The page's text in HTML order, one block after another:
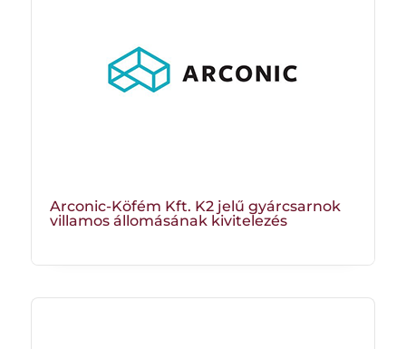
Arconic-Köfém Kft. K2 jelű gyárcsarnok
villamos állomásának kivitelezés